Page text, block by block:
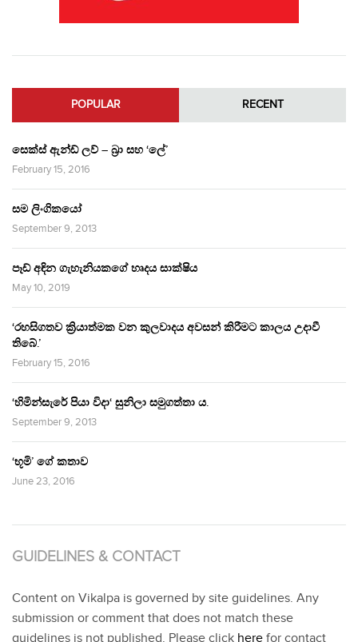
POPULAR RECENT
සෙක්ස් ඇන්ඩ් ලව් – බ්‍රා සහ ‘ලේ’
February 15, 2016
සම ලිංගිකයෝ
September 9, 2013
පෑඩ් අඳින ගැහැනියකගේ හෘදය සාක්ෂිය
May 10, 2019
‘රහසිගතව ක්‍රියාත්මක වන කුලවාදය අවසන් කිරීමට කාලය උදාවී
තිබේ.’
February 15, 2016
‘හිමින්සැරේ පියා විදා‘ සුනිලා සමුගත්තා ය.
September 9, 2013
‘භූමි’ ගේ කතාව
June 23, 2016
GUIDELINES & CONTACT
Content on Vikalpa is governed by site guidelines. Any
submission or comment that does not match these
guidelines is not published. Please click here for contact